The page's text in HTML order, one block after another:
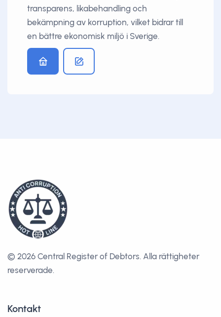
transparens, likabehandling och
bekämpning av korruption, vilket bidrar till
en bättre ekonomisk miljö i Sverige.
© 2026 Central Register of Debtors. Alla rättigheter
reserverade.
Kontakt